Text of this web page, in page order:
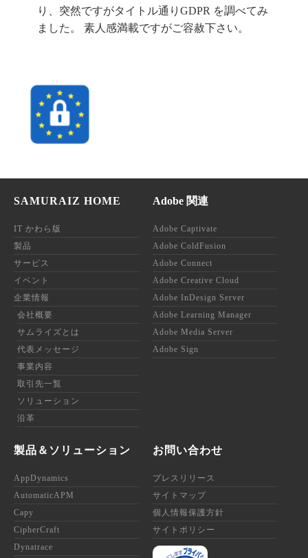
り、突然ですがタイトル通りGDPR を調べてみ
ました。 素人感満載ですがご容赦下さい。
SAMURAIZ HOME
IT かわら版
製品
サービス
イベント
企業情報
会社概要
サムライズとは
代表メッセージ
事業内容
取引先一覧
ソリューション
沿革
Adobe 関連
Adobe Captivate
Adobe ColdFusion
Adobe Connect
Adobe Creative Cloud
Adobe InDesign Server
Adobe Learning Manager
Adobe Media Server
Adobe Sign
製品＆ソリューション
AppDynamics
AutomaticAPM
Capy
CipherCraft
Dynatrace
お問い合わせ
プレスリリース
サイトマップ
個人情報保護方針
サイトポリシー